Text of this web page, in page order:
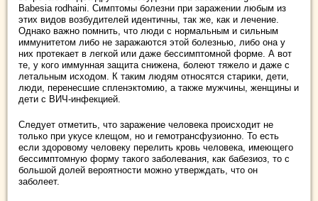
Babesia rodhaini. Симптомы болезни при заражении любым из
этих видов возбудителей идентичны, так же, как и лечение.
Однако важно помнить, что люди с нормальным и сильным
иммунитетом либо не заражаются этой болезнью, либо она у
них протекает в легкой или даже бессимптомной форме. А вот
те, у кого иммунная защита снижена, болеют тяжело и даже с
летальным исходом. К таким людям относятся старики, дети,
люди, перенесшие спленэктомию, а также мужчины, женщины и
дети с ВИЧ-инфекцией.
Следует отметить, что заражение человека происходит не
только при укусе клещом, но и гемотрансфузионно. То есть
если здоровому человеку перелить кровь человека, имеющего
бессимптомную форму такого заболевания, как бабезиоз, то с
большой долей вероятности можно утверждать, что он
заболеет.